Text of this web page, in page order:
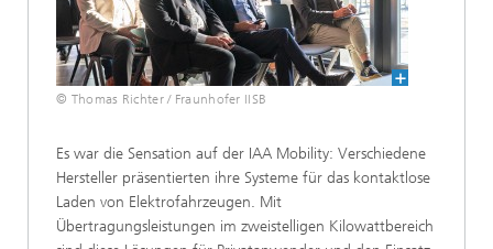
© Thomas Richter / Fraunhofer IISB
Es war die Sensation auf der IAA Mobility: Verschiedene
Hersteller präsentierten ihre Systeme für das kontaktlose
Laden von Elektrofahrzeugen. Mit
Übertragungsleistungen im zweistelligen Kilowattbereich